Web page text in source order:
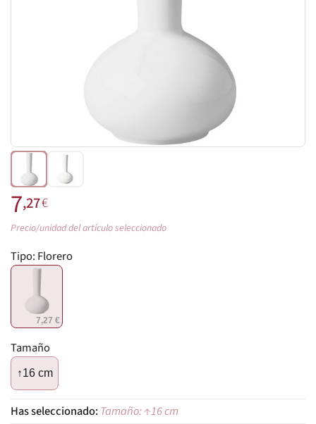
7,27€
Precio/unidad del artículo seleccionado
Tipo: Florero
7,27 €
Tamaño
↑16 cm
Tamaño: ↑16 cm